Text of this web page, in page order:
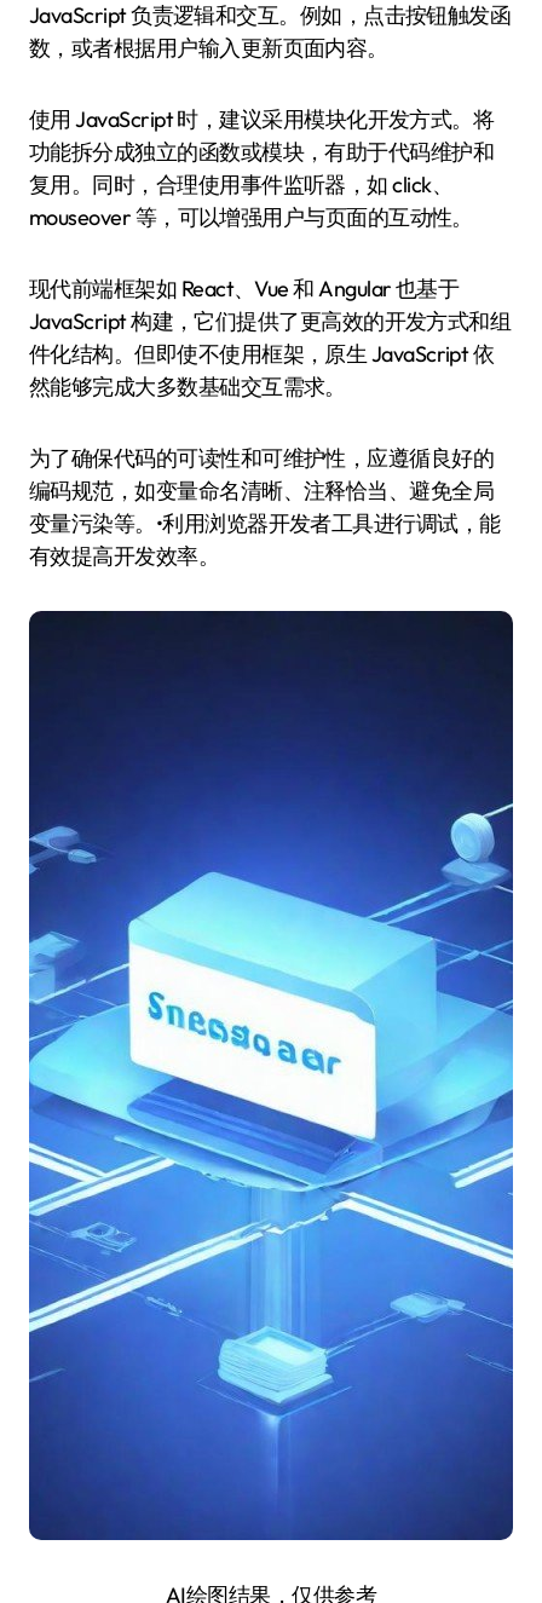
JavaScript 负责逻辑和交互。例如，点击按钮触发函
数，或者根据用户输入更新页面内容。
使用 JavaScript 时，建议采用模块化开发方式。将
功能拆分成独立的函数或模块，有助于代码维护和
复用。同时，合理使用事件监听器，如 click、
mouseover 等，可以增强用户与页面的互动性。
现代前端框架如 React、Vue 和 Angular 也基于
JavaScript 构建，它们提供了更高效的开发方式和组
件化结构。但即使不使用框架，原生 JavaScript 依
然能够完成大多数基础交互需求。
为了确保代码的可读性和可维护性，应遵循良好的
编码规范，如变量命名清晰、注释恰当、避免全局
变量污染等。•利用浏览器开发者工具进行调试，能
有效提高开发效率。
AI绘图结果，仅供参考